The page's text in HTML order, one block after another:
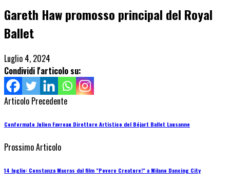
Gareth Haw promosso principal del Royal
Ballet
Luglio 4, 2024
Condividi l'articolo su:
Articolo Precedente
Confermato Julien Favreau Direttore Artistico del Béjart Ballet Lausanne
Prossimo Articolo
14 luglio: Constanza Macras dal film "Povere Creature!" a Milano Dancing City